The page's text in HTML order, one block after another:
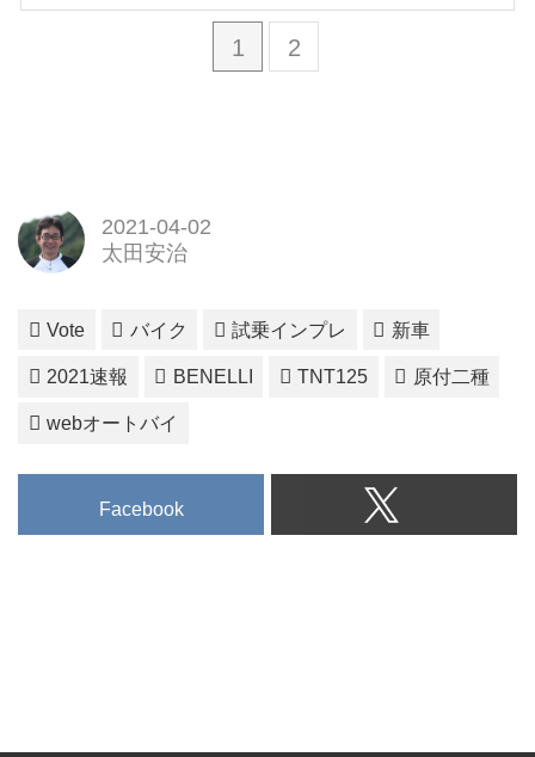
1 2
2021-04-02
太田安治
Vote バイク 試乗インプレ 新車
2021速報 BENELLI TNT125 原付二種
webオートバイ
Facebook